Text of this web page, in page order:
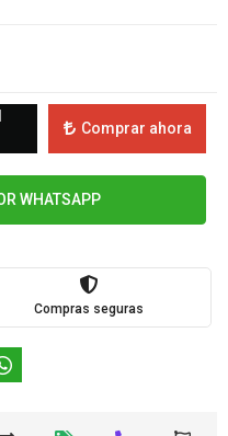
Comprar ahora
WHATSAPP
Compras seguras